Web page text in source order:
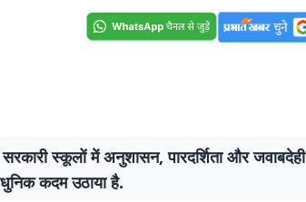
स्कूलों में अनुशासन, पारदर्शिता और जवाबदेही
कदम उठाया है.